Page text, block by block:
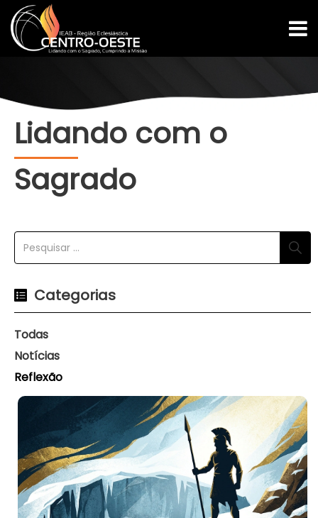
Lidando com o
Sagrado
Categorias
Todas
Notícias
Reflexão